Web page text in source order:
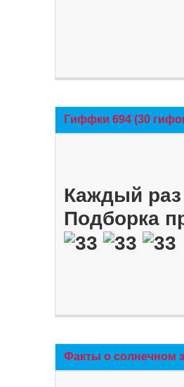
Гиффки 694 (30
Каждый
Подборка
Факты о солнечном